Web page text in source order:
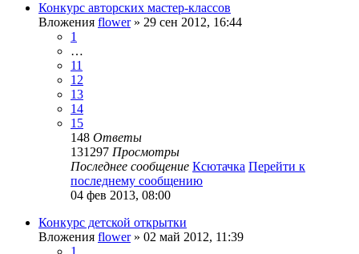
Конкурс авторских мастер-классов
Вложения flower» 29 сен 2012, 16:44
1
…
11
12
13
14
15
148 Ответы
131297 Просмотры
Последнее сообщение Ксютачка Перейти к
последнему сообщению
04 фев 2013, 08:00
Конкурс детской открытки
Вложения flower» 02 май 2012, 11:39